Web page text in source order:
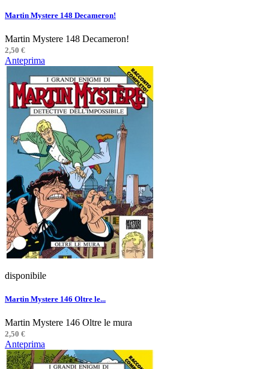
Martin Mystere 148 Decameron!
Martin Mystere 148 Decameron!
2,50 €
Anteprima
disponibile
Martin Mystere 146 Oltre le...
Martin Mystere 146 Oltre le mura
2,50 €
Anteprima